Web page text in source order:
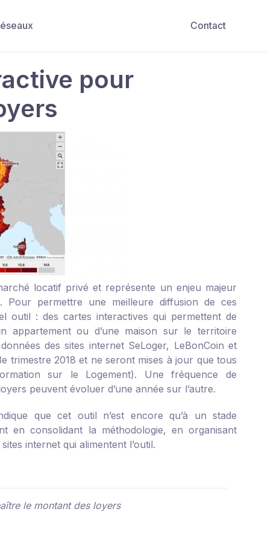
Contact
pour
locatif privé et représente un enjeu majeur
Pour permettre une meilleure diffusion de ces
outil : des cartes interactives qui permettent de
appartement ou d’une maison sur le territoire
des sites internet SeLoger, LeBonCoin et
e trimestre 2018 et ne seront mises à jour que tous
sur le Logement). Une fréquence de
peuvent évoluer d’une année sur l’autre.
que cet outil n’est encore qu’à un stade
en consolidant la méthodologie, en organisant
internet qui alimentent l’outil.
le montant des loyers